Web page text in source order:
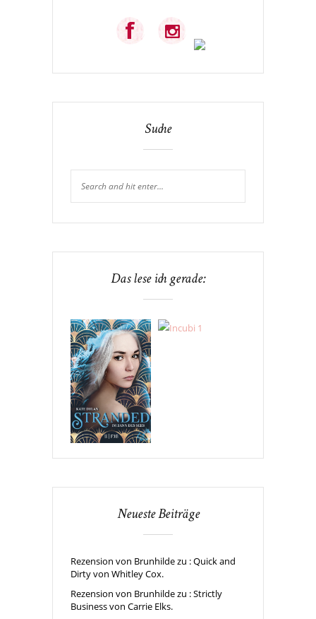
Suche
Das lese ich gerade:
Neueste Beiträge
Rezension von Brunhilde zu : Quick and
Dirty von Whitley Cox.
Rezension von Brunhilde zu : Strictly
Business von Carrie Elks.